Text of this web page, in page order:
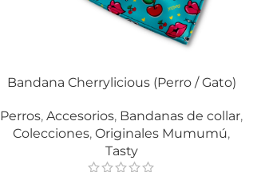
SELECCIONAR OPCIONES
Bandana Cherrylicious (Perro / Gato)
Perros, Accesorios, Bandanas de collar,
Colecciones, Originales Mumumú,
Tasty